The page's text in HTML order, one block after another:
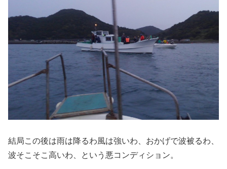
結局この後は雨は降るわ風は強いわ、おかげで波被るわ、
波そこそこ高いわ、という悪コンディション。